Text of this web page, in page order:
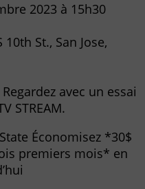
2023 à 15h30
10th St., San Jose,
avec un essai
STREAM.
Économisez *30$
premiers mois* en